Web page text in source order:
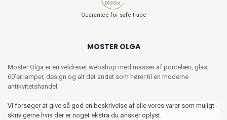
Guarantee for safe trade
MOSTER OLGA
Moster Olga er en veldrevet webshop med masser af porcelæn, glas,
60’er lamper, design og alt det andet som hører til en moderne
antikvitetshandel.
Vi forsøger at give så god en beskrivelse af alle vores varer som muligt -
skriv gerne hvis der er noget ekstra du ønsker oplyst.